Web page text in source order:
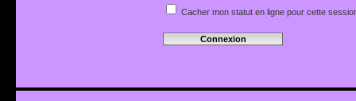
Cacher mon statut en ligne pour cette